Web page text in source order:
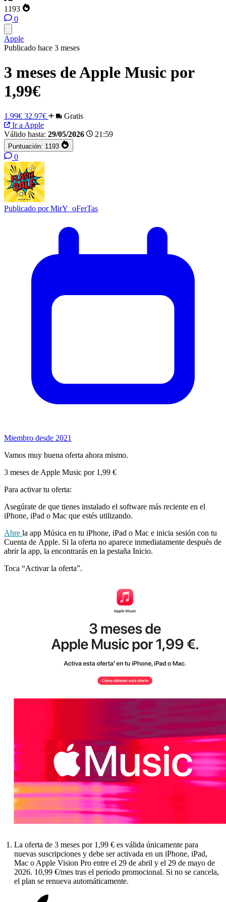
1193
0
Apple
Publicado hace 3 meses
3 meses de Apple Music por
1,99€
1.99€ 32.97€
Gratis
Ir a Apple
Válido hasta: 29/05/2026 21:59
Puntuación: 1193
0
Publicado porMirY_oFerTas
Miembro desde 2021
Vamos muy buena oferta ahora mismo.
3 meses de Apple Music por 1,99 €
Para activar tu oferta:
Asegúrate de que tienes instalado el software más reciente en el
iPhone, iPad o Mac que estés utilizando.
Abre la app Música en tu iPhone, iPad o Mac e inicia sesión con tu
Cuenta de Apple. Si la oferta no aparece inmediatamente después de
abrir la app, la encontrarás en la pestaña Inicio.
Toca “Activar la oferta”.
La oferta de 3 meses por 1,99 € es válida únicamente para
nuevas suscripciones y debe ser activada en un iPhone, iPad,
Mac o Apple Vision Pro entre el 29 de abril y el 29 de mayo de
2026. 10,99 €/mes tras el periodo promocional. Si no se cancela,
el plan se renueva automáticamente.